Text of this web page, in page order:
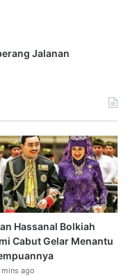
Jalanan
Hassanal Bolkiah
Cabut Gelar Menantu
ago